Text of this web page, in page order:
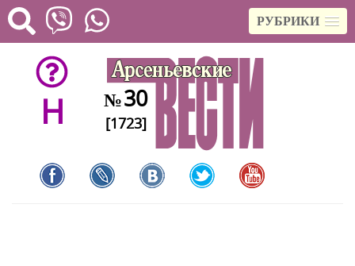
РУБРИКИ
H №30
[1723]